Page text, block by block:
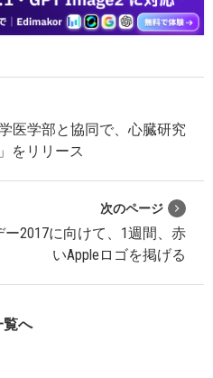
医学部と協同で、心臓研究
をリリース
次のページ
ー2017に向けて、1週間、赤
いAppleロゴを掲げる
覧へ